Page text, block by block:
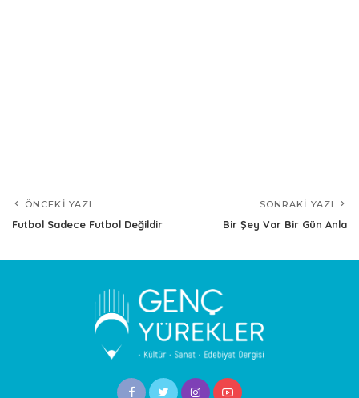
ÖNCEKI YAZI
Futbol Sadece Futbol Değildir
SONRAKI YAZI
Bir Şey Var Bir Gün Anla